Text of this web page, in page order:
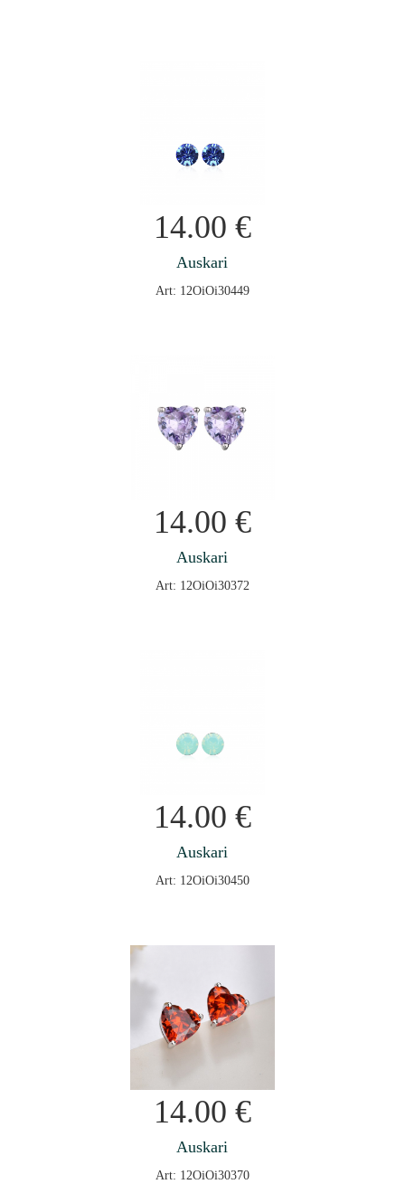
14.00 €
Auskari
Art: 12OiOi30449
14.00 €
Auskari
Art: 12OiOi30372
14.00 €
Auskari
Art: 12OiOi30450
14.00 €
Auskari
Art: 12OiOi30370